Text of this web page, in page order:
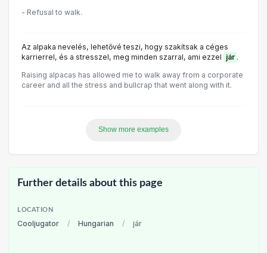
- Refusal to walk.
Az alpaka nevelés, lehetővé teszi, hogy szakítsak a céges
karrierrel, és a stresszel, meg minden szarral, ami ezzel jár .
Raising alpacas has allowed me to walk away from a corporate
career and all the stress and bullcrap that went along with it.
Show more examples
Further details about this page
LOCATION
Cooljugator / Hungarian / jár